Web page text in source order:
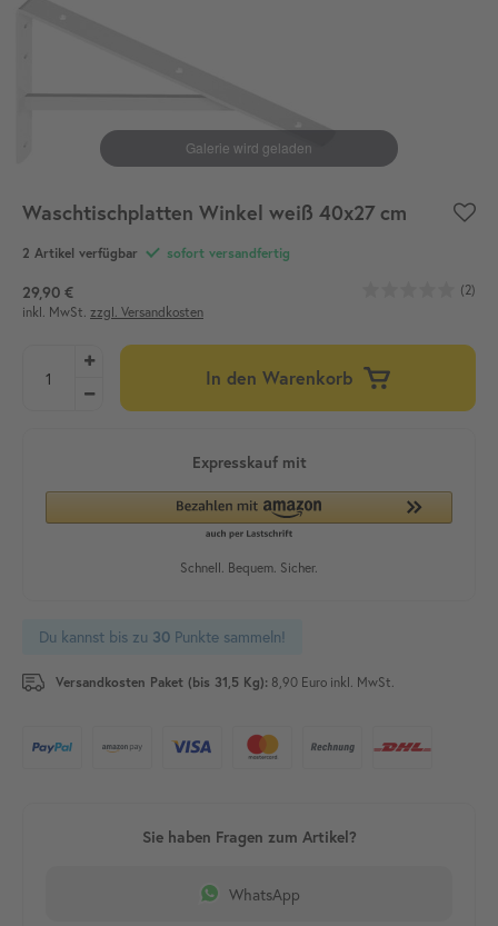
Waschtischplatten Winkel weiß 40x27 cm
2 Artikel verfügbar sofort versandfertig
29,90 €
(2)
inkl. MwSt. zzgl. Versandkosten
In den Warenkorb
Du kannst bis zu 30 Punkte sammeln!
Versandkosten Paket (bis 31,5 Kg): 8,90 Euro inkl. MwSt.
WhatsApp